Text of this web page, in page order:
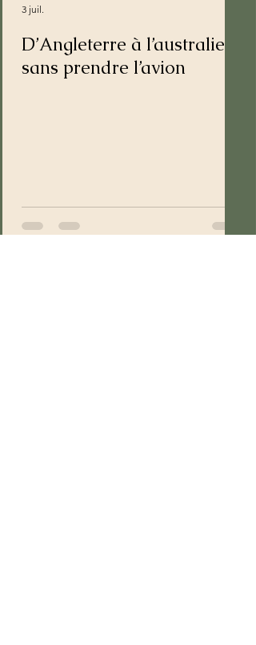
D’Angleterre à l’australie
sans prendre l’avion
3 juil.